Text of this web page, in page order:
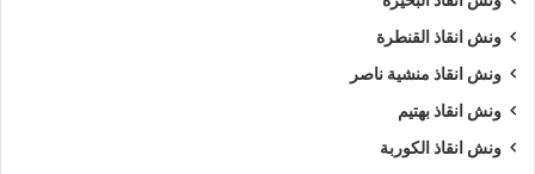
ونش انقاذ القنطرة
ونش انقاذ منشية ناصر
ونش انقاذ بهتيم
ونش انقاذ الكوربة